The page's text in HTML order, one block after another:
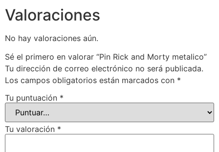
Valoraciones
No hay valoraciones aún.
Sé el primero en valorar “Pin Rick and Morty metalico”
Tu dirección de correo electrónico no será publicada.
Los campos obligatorios están marcados con *
Tu puntuación *
Tu valoración *